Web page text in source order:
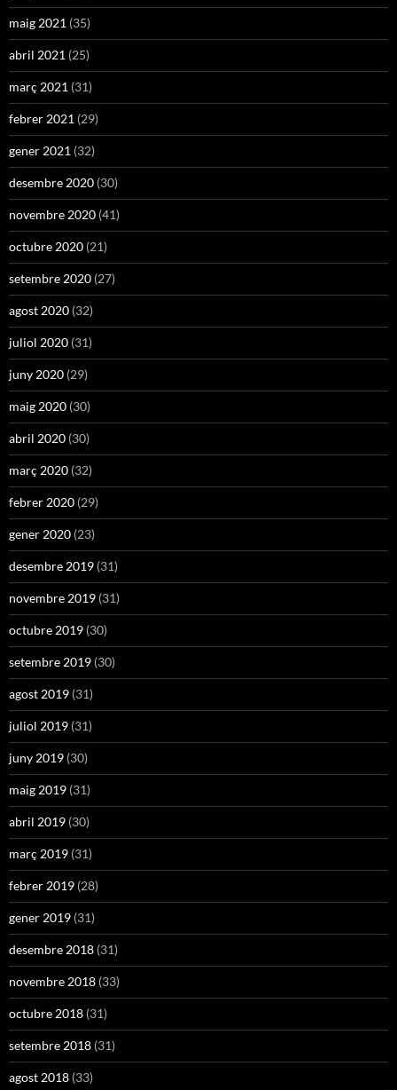
maig 2021 (35)
abril 2021 (25)
març 2021 (31)
febrer 2021 (29)
gener 2021 (32)
desembre 2020 (30)
novembre 2020 (41)
octubre 2020 (21)
setembre 2020 (27)
agost 2020 (32)
juliol 2020 (31)
juny 2020 (29)
maig 2020 (30)
abril 2020 (30)
març 2020 (32)
febrer 2020 (29)
gener 2020 (23)
desembre 2019 (31)
novembre 2019 (31)
octubre 2019 (30)
setembre 2019 (30)
agost 2019 (31)
juliol 2019 (31)
juny 2019 (30)
maig 2019 (31)
abril 2019 (30)
març 2019 (31)
febrer 2019 (28)
gener 2019 (31)
desembre 2018 (31)
novembre 2018 (33)
octubre 2018 (31)
setembre 2018 (31)
agost 2018 (33)